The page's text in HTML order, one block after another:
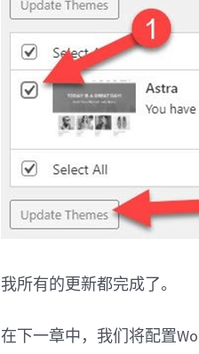
我所有的更新都完成了。
在下一章中，我们将配置